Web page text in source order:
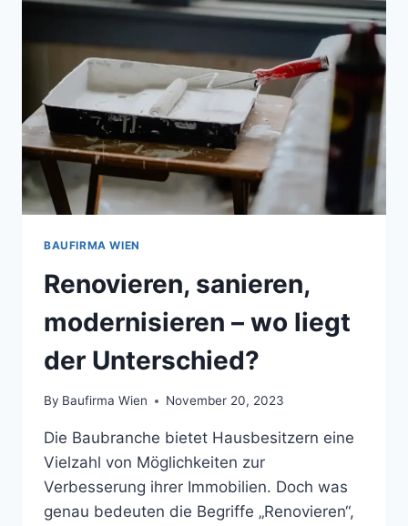
BAUFIRMA WIEN
Renovieren, sanieren,
modernisieren – wo liegt
der Unterschied?
By Baufirma Wien November 20, 2023
Die Baubranche bietet Hausbesitzern eine
Vielzahl von Möglichkeiten zur
Verbesserung ihrer Immobilien. Doch was
genau bedeuten die Begriffe „Renovieren“,